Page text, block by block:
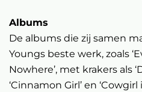
Albums
De albums die zij samen
Youngs beste werk, zoals
Nowhere’, met krakers als
‘Cinnamon Girl’ en ‘Cowgirl